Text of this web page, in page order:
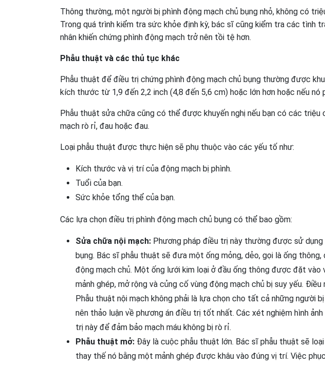
Thông thường, một người bị phình động mạch chủ bụng nhỏ, không có
Trong quá trình kiểm tra sức khỏe định kỳ, bác sĩ cũng kiểm tra các tình
nhân khiến chứng phình động mạch trở nên tồi tệ hơn.
Phẫu thuật và các thủ tục khác
Phẫu thuật để điều trị chứng phình động mạch chủ bụng thường được
kích thước từ 1,9 đến 2,2 inch (4,8 đến 5,6 cm) hoặc lớn hơn hoặc nếu nó
Phẫu thuật sửa chữa cũng có thể được khuyến nghị nếu bạn có các triệu
mạch rò rỉ, đau hoặc đau.
Loại phẫu thuật được thực hiện sẽ phụ thuộc vào các yếu tố như:
Kích thước và vị trí của động mạch bị phình.
Tuổi của bạn.
Sức khỏe tổng thể của bạn.
Các lựa chọn điều trị phình động mạch chủ bụng có thể bao gồm:
Sửa chữa nội mạch: Phương pháp điều trị này thường được sử
bụng. Bác sĩ phẫu thuật sẽ đưa một ống mỏng, dẻo, gọi là ống thông,
động mạch chủ. Một ống lưới kim loại ở đầu ống thông được đặt vào
mảnh ghép, mở rộng và củng cố vùng động mạch chủ bị suy yếu.
Phẫu thuật nội mạch không phải là lựa chọn cho tất cả những người
nên thảo luận về phương án điều trị tốt nhất. Các xét nghiệm hình
trị này để đảm bảo mạch máu không bị rò rỉ.
Phẫu thuật mở: Đây là cuộc phẫu thuật lớn. Bác sĩ phẫu thuật sẽ
thay thế nó bằng một mảnh ghép được khâu vào đúng vị trí. Việc